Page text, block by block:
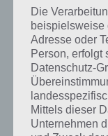
Kurze
Die
beispielsweise
Adresse oder
Person, erfolgt
Datenschutz-
Mittels dieser
Unternehmen